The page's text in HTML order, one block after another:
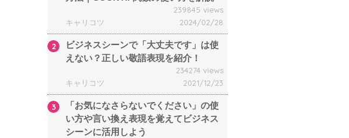
239845 views
キャリコツ
2024/02/28
2
ビジネスシーンで「大丈夫です」は使
えない？正しい敬語表現を紹介！
234274 views
キャリコツ
2021/12/23
3
「お気になさらないでください」の使
い方や言い換え表現を覚えてビジネス
シーンに活用しよう